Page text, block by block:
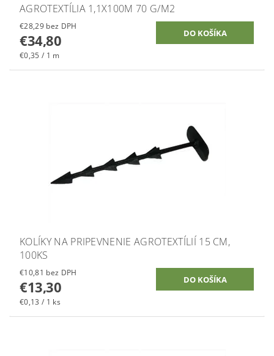
AGROTEXTÍLIA 1,1X100M 70 G/M2
€28,29 bez DPH
€34,80
€0,35 / 1 m
KOLÍKY NA PRIPEVNENIE AGROTEXTÍLIÍ 15 CM,
100KS
€10,81 bez DPH
€13,30
€0,13 / 1 ks